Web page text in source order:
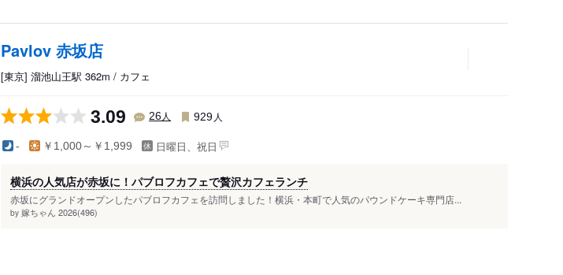
Pavlov 赤坂店
[東京] 溜池山王駅 362m / カフェ
3.09 26人 929 人
- ￥1,000～￥1,999 日曜日、祝日
横浜の人気店が赤坂に！パブロフカフェで贅沢カフェランチ
赤坂にグランドオープンしたパブロフカフェを訪問しました！横浜・本町で人気のパウンドケーキ専門店...
by 嫁ちゃん 2026(496)